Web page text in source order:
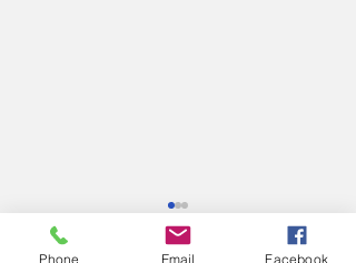
Phone Email Facebook